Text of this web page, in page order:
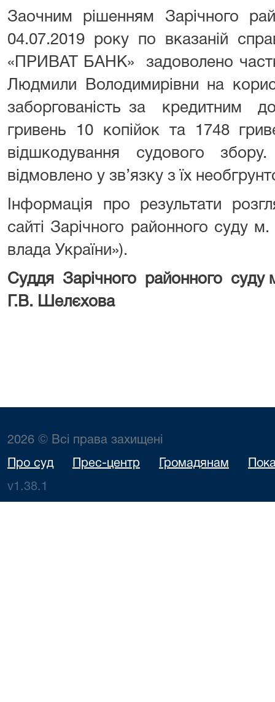
Заочним рішенням Зарічного
04.07.2019 року по вказаній
«ПРИВАТ БАНК» задоволено
Людмили Володимирівни на
заборгованість за кредитним
гривень 10 копійок та 1748
відшкодування судового
відмовлено у зв’язку з їх
Інформація про результати
сайті Зарічного районного суду
влада України»).
Суддя Зарічного районного суду
Г.В. Шелєхова
2026 © Всі права захищені
Про суд Прес-центр Громадянам
v1.38.1